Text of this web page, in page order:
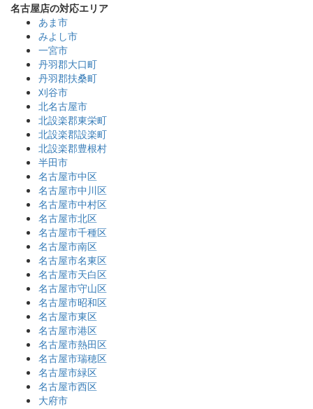
名古屋店の対応エリア
あま市
みよし市
一宮市
丹羽郡大口町
丹羽郡扶桑町
刈谷市
北名古屋市
北設楽郡東栄町
北設楽郡設楽町
北設楽郡豊根村
半田市
名古屋市中区
名古屋市中川区
名古屋市中村区
名古屋市北区
名古屋市千種区
名古屋市南区
名古屋市名東区
名古屋市天白区
名古屋市守山区
名古屋市昭和区
名古屋市東区
名古屋市港区
名古屋市熱田区
名古屋市瑞穂区
名古屋市緑区
名古屋市西区
大府市